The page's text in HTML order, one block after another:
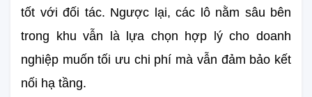
tốt với đối tác. Ngược lại, các lô nằm sâu bên
trong khu vẫn là lựa chọn hợp lý cho doanh
nghiệp muốn tối ưu chi phí mà vẫn đảm bảo kết
nối hạ tầng.